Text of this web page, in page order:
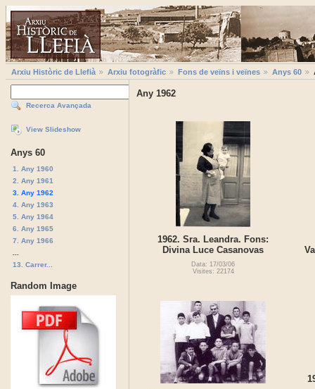
Arxiu Històric de Llefià Arxiu fotogràfic Fons de veïns i veïnes Anys 60
Recerca Avançada
View Slideshow
Anys 60
1. Any 1960
2. Any 1961
3. Any 1962
4. Any 1963
5. Any 1964
6. Any 1965
7. Any 1966
13. Carrer...
Random Image
Any 1962
1962. Sra. Leandra. Fons:
Divina Luce Casanovas
Data: 17/03/06
Visites: 22174